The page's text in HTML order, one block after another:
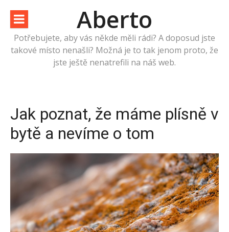
obsah
Aberto
Potřebujete, aby vás někde měli rádi? A doposud jste
takové místo nenašli? Možná je to tak jenom proto, že
jste ještě nenatrefili na náš web.
Jak poznat, že máme plísně v
bytě a nevíme o tom